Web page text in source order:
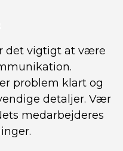
det vigtigt at være
problem klart og
detaljer. Vær
medarbejderes